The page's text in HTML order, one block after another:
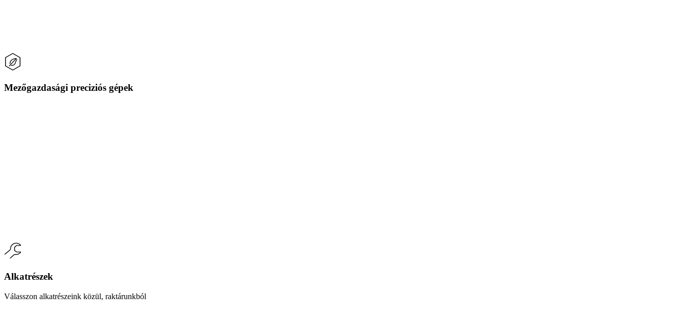
Mezőgazdasági preciziós gépek
Alkatrészek
Válasszon alkatrészeink közül, raktárunkból